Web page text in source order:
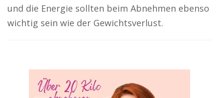
und die Energie sollten beim Abnehmen ebenso
wichtig sein wie der Gewichtsverlust.